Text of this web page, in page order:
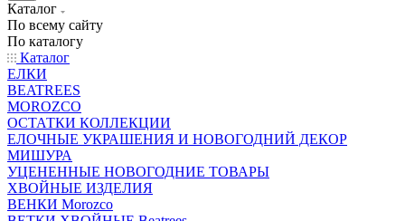
Каталог
По всему сайту
По каталогу
Каталог
ЕЛКИ
BEATREES
MOROZCO
ОСТАТКИ КОЛЛЕКЦИИ
ЕЛОЧНЫЕ УКРАШЕНИЯ И НОВОГОДНИЙ ДЕКОР
МИШУРА
УЦЕНЕННЫЕ НОВОГОДНИЕ ТОВАРЫ
ХВОЙНЫЕ ИЗДЕЛИЯ
ВЕНКИ Morozco